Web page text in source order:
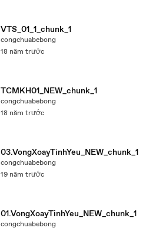
VTS_01_1_chunk_1
congchuabebong
18 năm trước
TCMKH01_NEW_chunk_1
congchuabebong
18 năm trước
03.VongXoayTinhYeu_NEW_chunk_1
congchuabebong
19 năm trước
01.VongXoayTinhYeu_NEW_chunk_1
congchuabebong